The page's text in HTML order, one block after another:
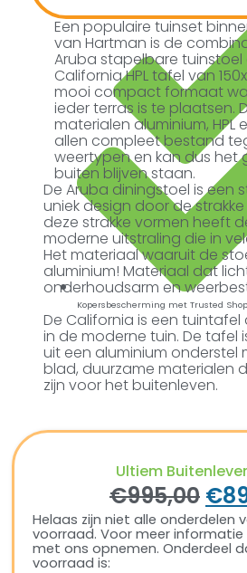
Kopersbescherming met Trusted
Een populaire tuinset
van Hartman is de
Aruba stapelbare tuinstoel
California HPL tafel van
mooi compact formaat
ieder terras is te plaatsen.
materialen aluminium, HPL
allen compleet bestand
weertypen en kan dus het
buiten blijven staan.
De Aruba diningstoel is een
uniek design door de
deze strakke vormen heeft
moderne uitstraling die in
Het materiaal waaruit de
aluminium! Materiaal dat
onderhoudsarm en
De California is een
in de moderne tuin. De tafel
uit een aluminium onderstel
blad, duurzame materialen
zijn voor het buitenleven.
Ultiem
€995,00 €
Helaas zijn niet alle onderdelen
voorraad. Voor meer
met ons opnemen. Onderdeel
voorraad is: